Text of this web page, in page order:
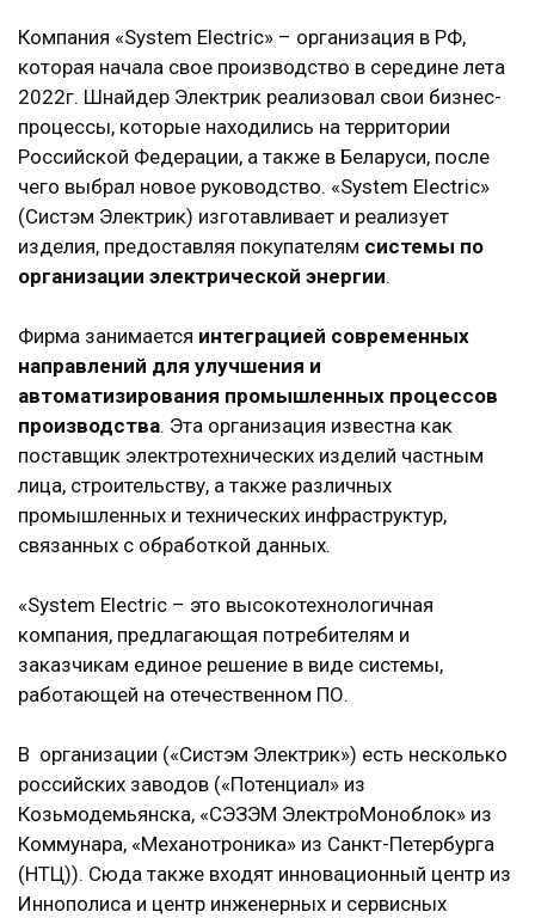
Компания «System Electric» – организация в РФ,
которая начала свое производство в середине лета
2022г. Шнайдер Электрик реализовал свои бизнес-
процессы, которые находились на территории
Российской Федерации, а также в Беларуси, после
чего выбрал новое руководство. «System Electric»
(Систэм Электрик) изготавливает и реализует
изделия, предоставляя покупателям системы по
организации электрической энергии.
Фирма занимается интеграцией современных
направлений для улучшения и
автоматизирования промышленных процессов
производства. Эта организация известна как
поставщик электротехнических изделий частным
лица, строительству, а также различных
промышленных и технических инфраструктур,
связанных с обработкой данных.
«System Electric – это высокотехнологичная
компания, предлагающая потребителям и
заказчикам единое решение в виде системы,
работающей на отечественном ПО.
В организации («Систэм Электрик») есть несколько
российских заводов («Потенциал» из
Козьмодемьянска, «СЭЗЭМ ЭлектроМоноблок» из
Коммунара, «Механотроника» из Санкт-Петербурга
(НТЦ)). Сюда также входят инновационный центр из
Иннополиса и центр инженерных и сервисных